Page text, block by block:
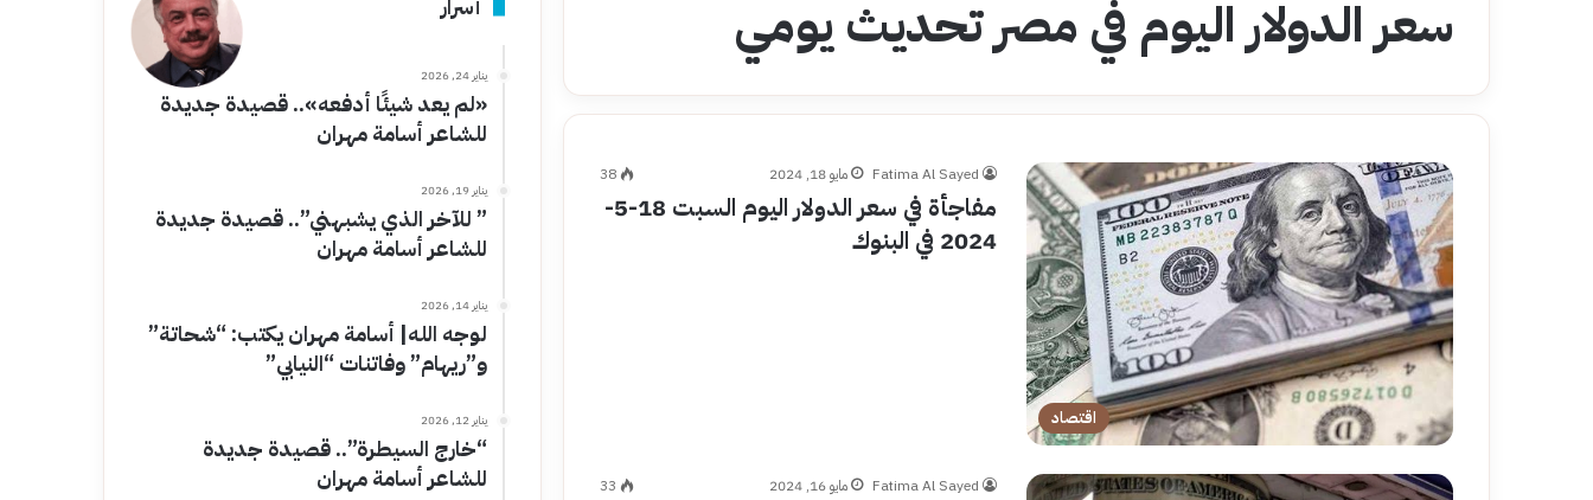
سعر الدولار اليوم في مصر تحديث يومي
اقتصاد
Fatima Al Sayed مايو 18, 2024 38
مفاجأة في سعر الدولار اليوم السبت 18-5-
2024 في البنوك
Fatima Al Sayed مايو 16, 2024 33
أسرار
يناير 24, 2026
«لم يعد شيئًا أدفعه».. قصيدة جديدة
للشاعر أسامة مهران
يناير 19, 2026
” للآخر الذي يشبهني”.. قصيدة جديدة
للشاعر أسامة مهران
يناير 14, 2026
لوجه الله| أسامة مهران يكتب: “شحاتة”
و”ريهام” وفاتنات “النيابي”
يناير 12, 2026
“خارج السيطرة”.. قصيدة جديدة
للشاعر أسامة مهران